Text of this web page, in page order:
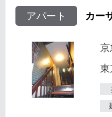
アパート カー